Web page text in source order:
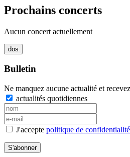
Prochains concerts
Aucun concert actuellement
Bulletin
Ne manquez aucune actualité et
actualités quotidiennes
J'accepte politique de confidentialité
S'abonner